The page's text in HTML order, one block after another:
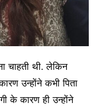
चाहती थी. लेकिन
उन्होंने कभी पिता
के कारण ही उन्होंने